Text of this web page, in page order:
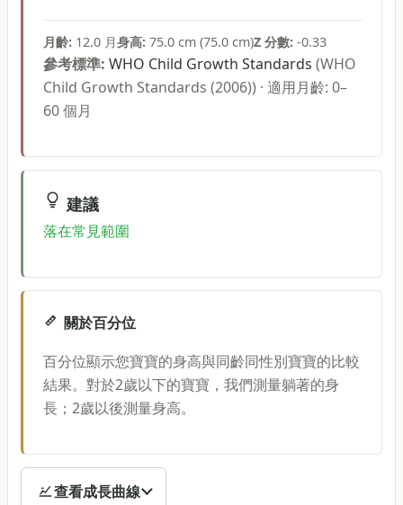
月齡: 12.0 月身高: 75.0 cm(75.0 cm)Z 分數: -0.33
參考標準: WHO Child Growth Standards (WHO
Child Growth Standards (2006)) · 適用月齡: 0–
60個月
建議
落在常見範圍
關於百分位
百分位顯示您寶寶的身高與同齡同性別寶寶的比較
結果。對於2歲以下的寶寶，我們測量躺著的身
長；2歲以後測量身高。
查看成長曲線